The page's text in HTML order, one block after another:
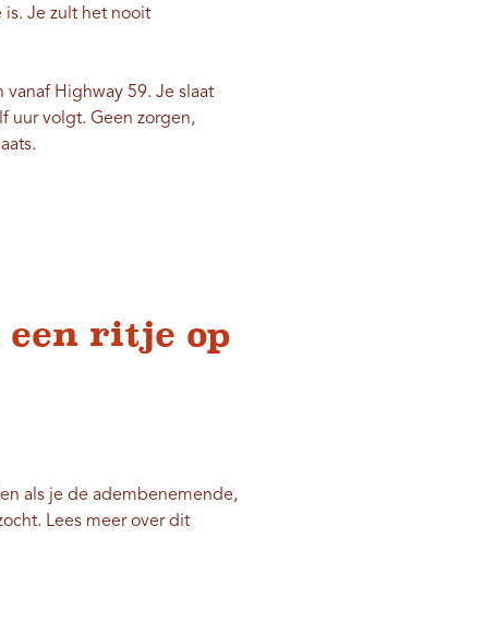
is. Je zult het nooit
Highway 59. Je slaat
uur volgt. Geen zorgen,
ritje op
als je de adembenemende,
Lees meer over dit